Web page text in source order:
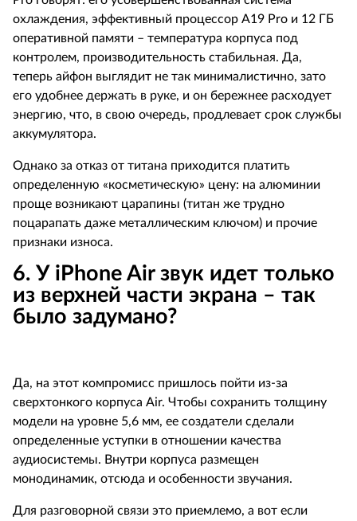
охлаждения, эффективный процессор A19 Pro и 12 ГБ
оперативной памяти – температура корпуса под
контролем, производительность стабильная. Да,
теперь айфон выглядит не так минималистично, зато
его удобнее держать в руке, и он бережнее расходует
энергию, что, в свою очередь, продлевает срок службы
аккумулятора.
Однако за отказ от титана приходится платить
определенную «косметическую» цену: на алюминии
проще возникают царапины (титан же трудно
поцарапать даже металлическим ключом) и прочие
признаки износа.
6. У iPhone Airзвук идет только
из верхней части экрана – так
было задумано?
Да, на этот компромисс пришлось пойти из-за
сверхтонкого корпуса Air. Чтобы сохранить толщину
модели на уровне 5,6 мм, ее создатели сделали
определенные уступки в отношении качества
аудиосистемы. Внутри корпуса размещен
монодинамик, отсюда и особенности звучания.
Для разговорной связи это приемлемо, а вот если